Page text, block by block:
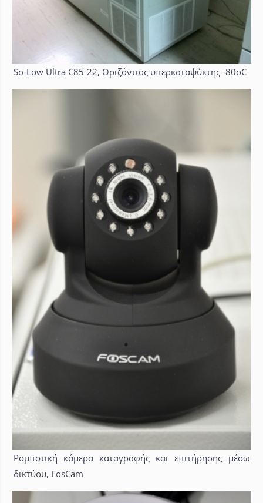
So-Low Ultra C85-22, Οριζόντιος υπερκαταψύκτης -80oC
Ρομποτική κάμερα καταγραφής και επιτήρησης μέσω
δικτύου, FosCam